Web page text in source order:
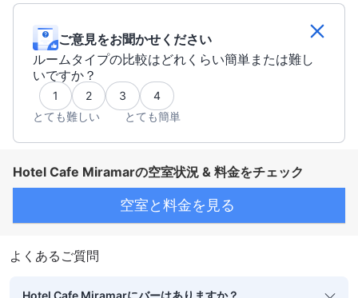
ご意見をお聞かせください
ルームタイプの比較はどれくらい簡単または難し
いですか？
1 2 3
4
とても難しい
とても簡単
Hotel Cafe Miramarの空室状況 & 料金をチェック
空室と料金を見る
よくあるご質問
Hotel Cafe Miramarにバーはありますか？